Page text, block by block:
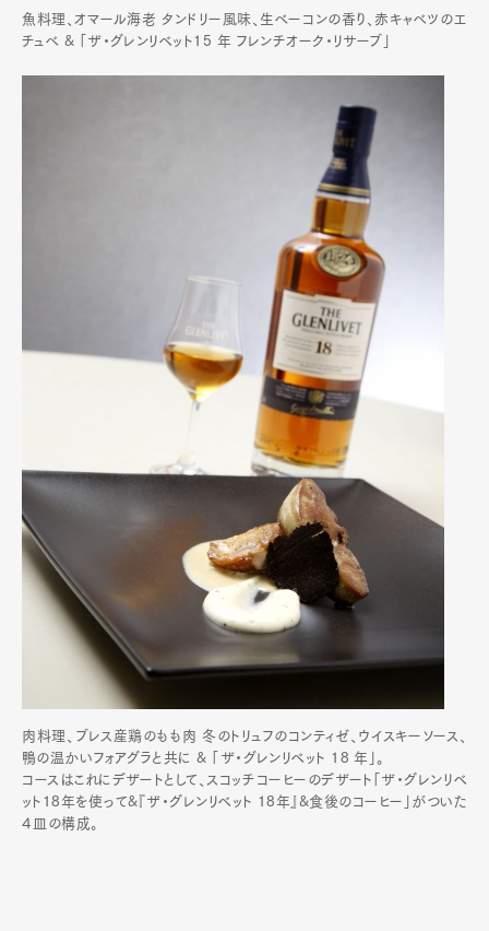
魚料理、オマール海老 タンドリー風味、生べーコンの香り、赤キャべツのエ
チュべ & 「ザ・グレンリベット15 年 フレンチオーク・リサーブ」
肉料理、ブレス産鶏のもも肉 冬のトリュフのコンティゼ、ウイスキーソース、
鴨の温かいフォアグラと共に & 「ザ・グレンリベット 18 年」。
コースはこれにデザートとして、スコッチコーヒーのデザート「ザ・グレンリベ
ット18年を使って&『ザ・グレンリベット 18年』&食後のコーヒー」がついた
４皿の構成。